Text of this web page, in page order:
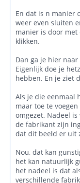
En dat is n manier
weer even sluiten
manier is door
klikken.
Dan ga je hier
Eigenlijk doe je
hebben. En je ziet
Als je die eenmaal
maar toe te
omgezet. Nadeel
de fabrikant zijn
dat dit beeld er uit
Nou, dat kan
het kan natuurlijk
het nadeel is dat
verschillende